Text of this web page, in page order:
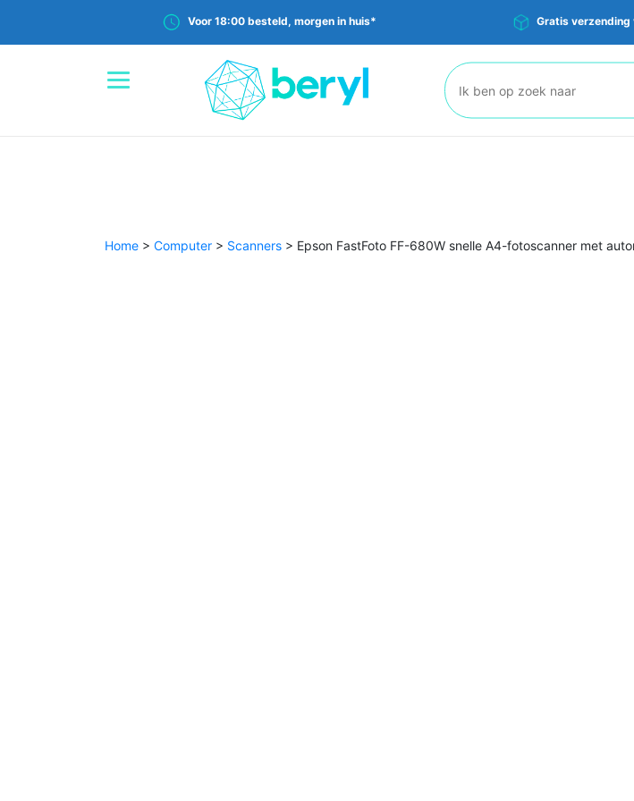
Voor 18:00 besteld, morgen in huis* Gratis
Zoeken:
Home > Computer > Scanners > Epson FastFoto FF-680W snelle A4-fotoscanner met